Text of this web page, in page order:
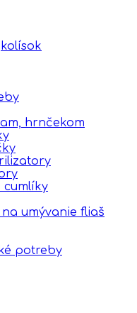
hrnčekom
cumlíky
umývanie fliaš
potreby